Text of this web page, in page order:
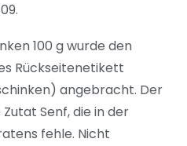
100 g wurde den
Rückseitenetikett
angebracht. Der
Senf, die in der
fehle. Nicht